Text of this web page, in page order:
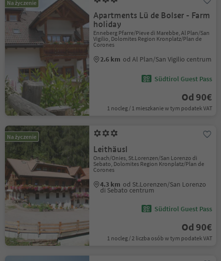
Na życzenie
Apartments Lü de Bolser - Farm
holiday
Enneberg Pfarre/Pieve di Marebbe, Al Plan/San
Vigilio, Dolomites Region Kronplatz/Plan de
Corones
2.6 km od Al Plan/San Vigilio centrum
Südtirol Guest Pass
Od 90€
1 nocleg / 1 mieszkanie w tym podatek VAT
Na życzenie
Leithäusl
Onach/Onies, St.Lorenzen/San Lorenzo di
Sebato, Dolomites Region Kronplatz/Plan de
Corones
4.3 km od St.Lorenzen/San Lorenzo
di Sebato centrum
Südtirol Guest Pass
Od 90€
1 nocleg / 2 liczba osób w tym podatek VAT